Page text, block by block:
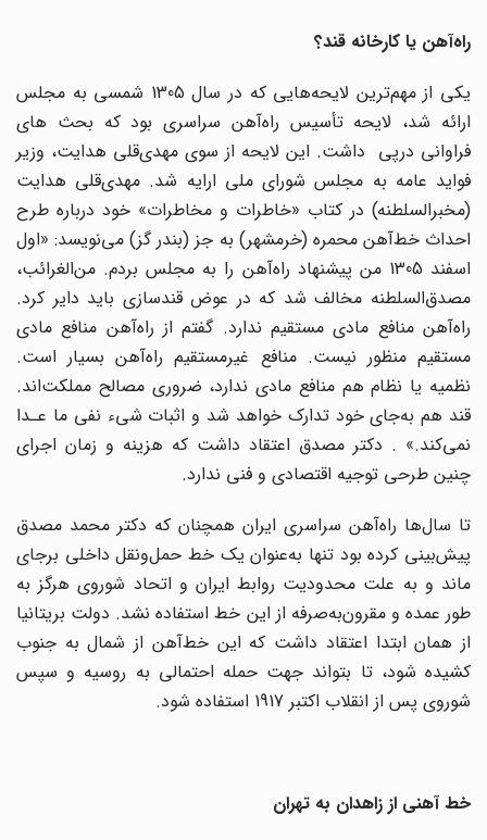
راه‌آهن یا کارخانه قند؟
یکی از مهم‌ترین لایحه‌هایی که در سال 1305 شمسی به مجلس
ارائه شد، لایحه تأسیس راه‌آهن سراسری بود که بحث های
فراوانی درپی داشت. این لایحه از سوی مهدی‌قلی هدایت، وزیر
فواید عامه به مجلس شورای ملی ارایه شد. مهدی‌قلی هدایت
(مخبرالسلطنه) در کتاب «خاطرات و مخاطرات» خود درباره طرح
احداث خط‌‌آهن محمره (خرمشهر) به جز (بندر گز) می‌نویسد: «اول
اسفند 1305 من پیشنهاد راه‌آهن را به مجلس بردم. من‌الغرائب،
مصدق‌السلطنه مخالف شد که در عوض قندسازی باید دایر کرد.
راه‌آهن منافع مادی مستقیم ندارد. گفتم از راه‌آهن منافع مادی
مستقیم منظور نیست. منافع غیرمستقیم راه‌آهن بسیار است.
نظمیه یا نظام هم منافع مادی ندارد، ضروری مصالح مملکت‌اند.
قند هم به‌جای خود تدارک خواهد شد و اثبات شیء نفی ما عـدا
نمی‌کند.» . دکتر مصدق اعتقاد داشت که هزینه و زمان اجرای
چنین طرحی توجیه اقتصادی و فنی ندارد.
تا سال‌ها راه‌آهن سراسری ایران همچنان که دکتر محمد مصدق
پیش‌بینی کرده بود تنها به‌عنوان یک خط حمل‌ونقل داخلی برجای
ماند و به علت محدودیت روابط ایران و اتحاد شوروی هرگز به
طور عمده و مقرون‌به‌صرفه از این خط استفاده نشد. دولت بریتانیا
از‌‌ همان ابتدا اعتقاد داشت که این خط‌آهن از شمال به جنوب
کشیده شود، تا بتواند جهت حمله احتمالی به روسیه و سپس
شوروی پس از انقلاب اکتبر 1917 استفاده شود.
خط آهنی از زاهدان به تهران